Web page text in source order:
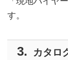
す。
カタロ